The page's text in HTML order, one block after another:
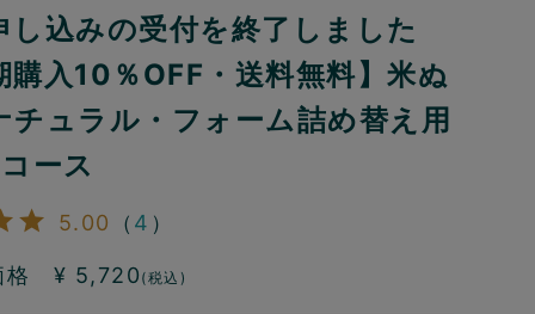
込みの受付を終了しました
入10％OFF・送料無料】米ぬ
チュラル・フォーム詰め替え用
ース
5.00 （ 4 ）
格 ¥ 5,720 (税込)